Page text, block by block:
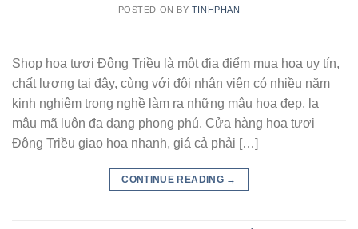
POSTED ON BY TINHPHAN
Shop hoa tươi Đông Triều là một địa điểm mua hoa uy tín,
chất lượng tại đây, cùng với đội nhân viên có nhiều năm
kinh nghiệm trong nghề làm ra những mâu hoa đẹp, lạ
mâu mã luôn đa dạng phong phú. Cửa hàng hoa tươi
Đông Triều giao hoa nhanh, giá cả phải […]
CONTINUE READING →